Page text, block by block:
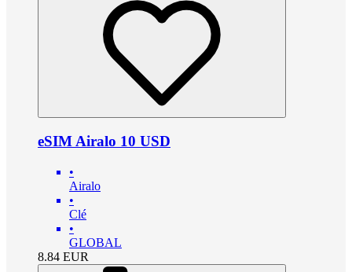
eSIM Airalo 10 USD
•
Airalo
•
Clé
•
GLOBAL
8.84 EUR